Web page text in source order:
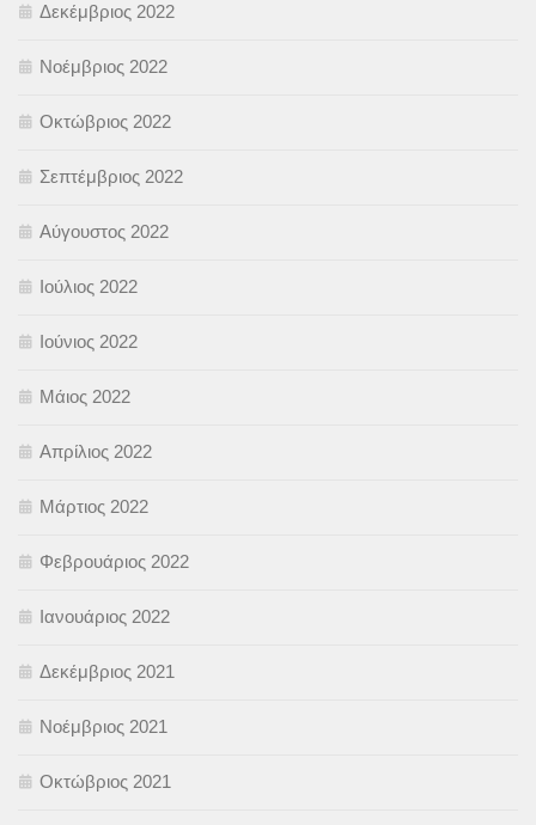
Δεκέμβριος 2022
Νοέμβριος 2022
Οκτώβριος 2022
Σεπτέμβριος 2022
Αύγουστος 2022
Ιούλιος 2022
Ιούνιος 2022
Μάιος 2022
Απρίλιος 2022
Μάρτιος 2022
Φεβρουάριος 2022
Ιανουάριος 2022
Δεκέμβριος 2021
Νοέμβριος 2021
Οκτώβριος 2021